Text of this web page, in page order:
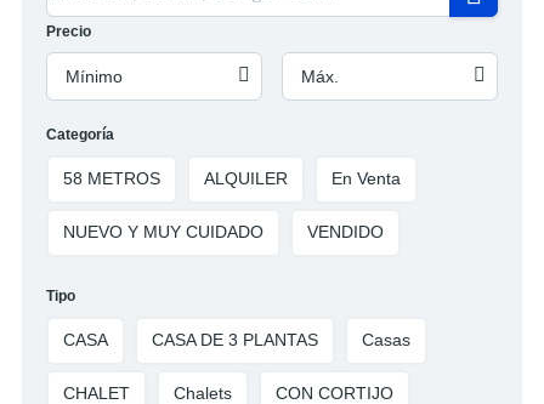
Precio
Mínimo Máx.
Categoría
58 METROS ALQUILER En Venta
NUEVO Y MUY CUIDADO VENDIDO
Tipo
CASA CASA DE 3 PLANTAS Casas
CHALET Chalets CON CORTIJO